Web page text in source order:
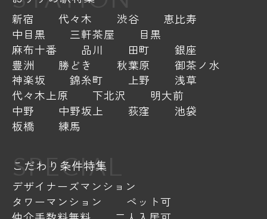
新宿 代々木 渋谷
恵比寿
中目黒
三軒茶屋
目黒
麻布十番
品川 田町
銀座
豊洲
勝どき 秋葉原
御茶ノ水
神楽坂
錦糸町 上野
浅草
代々木上原
下北沢
明大前
中野
中野坂上 荻窪
池袋
板橋
練馬
SPECIAL
こだわり条件特集
デザイナーズマンション
タワーマンション
ペット可